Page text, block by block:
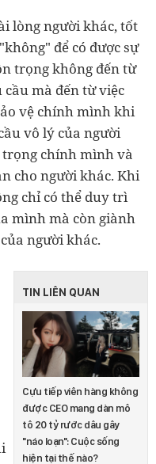
lòng người khác, tốt
để có được sự
trọng không đến từ
mà đến từ việc
vệ chính mình khi
vô lý của người
trọng chính mình và
cho người khác. Khi
chỉ có thể duy trì
mình mà còn giành
người khác.
TIN LIÊN QUAN
Cựu tiếp viên hàng không
được CEO mang dàn mô
tô 20 tỷ rước dâu gây
"náo loạn": Cuộc sống
hiện tại thế nào?